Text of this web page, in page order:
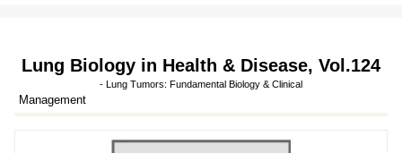
Lung Biology in Health & Disease, Vol.124
- Lung Tumors: Fundamental Biology & Clinical
Management